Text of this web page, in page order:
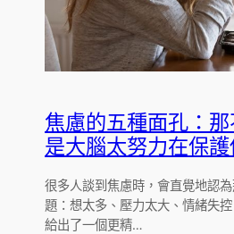
焦慮的五種面孔：
是大腦太努力在保
很多人談到焦慮時，會直覺地認
題：想太多、壓力太大、情緒失
給出了一個更精…